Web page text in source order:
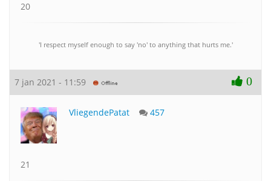
20
'I respect myself enough to say 'no' to anything that hurts me.'
7 jan 2021 - 11:59 0
VliegendePatat 457
21